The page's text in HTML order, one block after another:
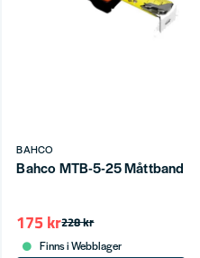
BAHCO
Bahco MTB-5-25 Måttband 5m
228 kr
175 kr
Finns i Webblager